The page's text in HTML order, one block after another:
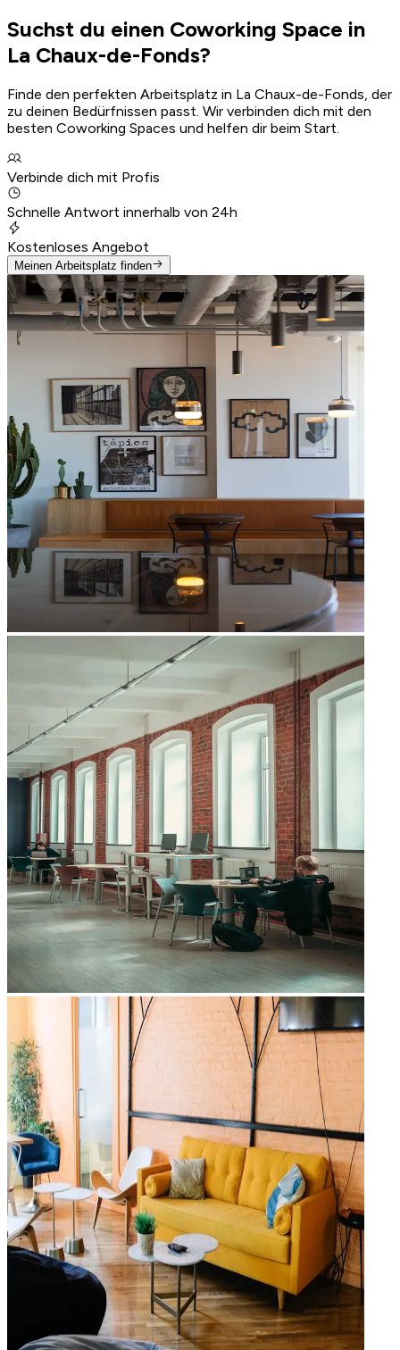
Suchst du einen Coworking Space in
La Chaux-de-Fonds?
Finde den perfekten Arbeitsplatz in La Chaux-de-Fonds, der
zu deinen Bedürfnissen passt. Wir verbinden dich mit den
besten Coworking Spaces und helfen dir beim Start.
Verbinde dich mit Profis
Schnelle Antwort innerhalb von 24h
Kostenloses Angebot
Meinen Arbeitsplatz finden